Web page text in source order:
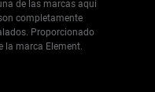
de las marcas aquí
completamente
Proporcionado
la marca Element.